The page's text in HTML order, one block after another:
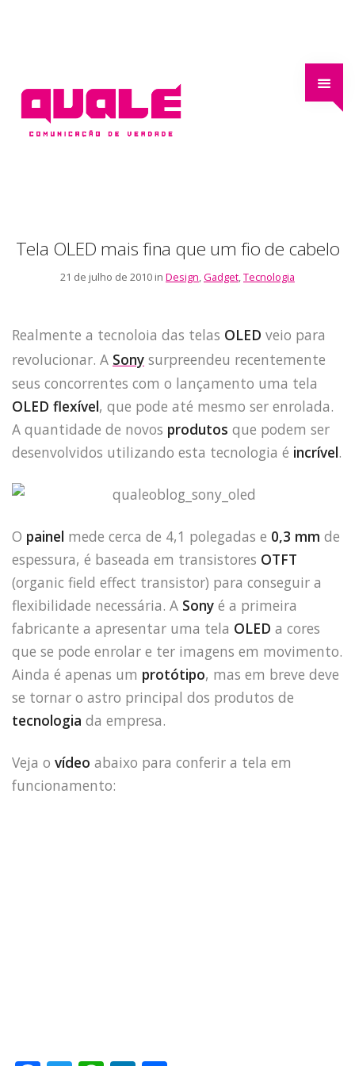
Tela OLED mais fina que um fio de cabelo
21 de julho de 2010 in Design,Gadget,Tecnologia
Realmente a tecnoloia das telas OLED veio para
revolucionar. A Sony surpreendeu recentemente
seus concorrentes com o lançamento uma tela
OLED flexível, que pode até mesmo ser enrolada.
A quantidade de novos produtos que podem ser
desenvolvidos utilizando esta tecnologia é incrível.
O painel mede cerca de 4,1 polegadas e 0,3 mm de
espessura, é baseada em transistores OTFT
(organic field effect transistor) para conseguir a
flexibilidade necessária. A Sony é a primeira
fabricante a apresentar uma tela OLED a cores
que se pode enrolar e ter imagens em movimento.
Ainda é apenas um protótipo, mas em breve deve
se tornar o astro principal dos produtos de
tecnologia da empresa.
Veja o vídeo abaixo para conferir a tela em
funcionamento: